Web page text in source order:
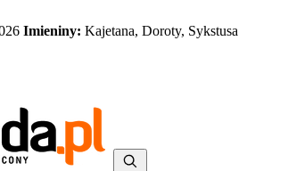
Imieniny: Kajetana, Doroty, Sykstusa